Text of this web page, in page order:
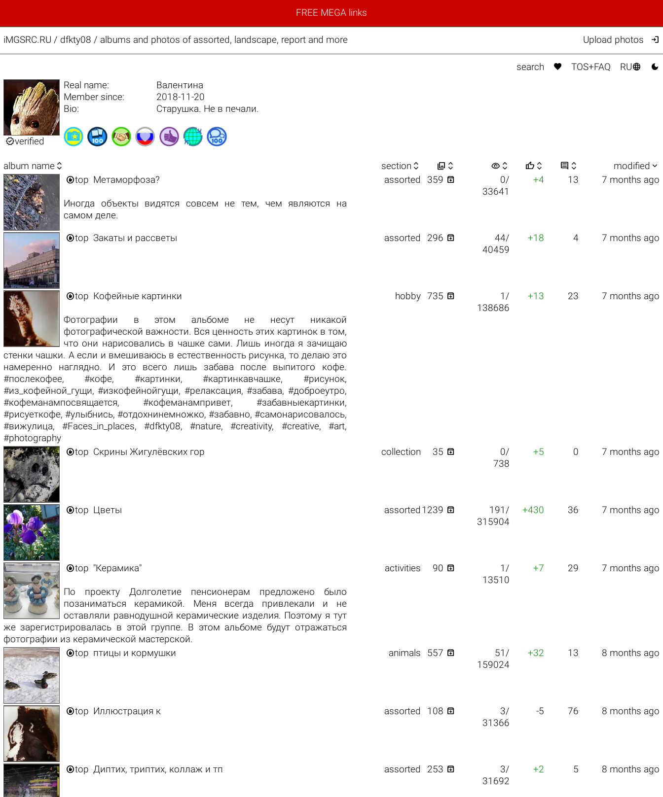
FREE MEGA links
iMGSRC.RU / dfkty08 / albums and photos of assorted, landscape, report and more Upload photos 
search  TOS+FAQ RU 
verified
Real name:
Валентина
Member since:
2018-11-20
Bio:
Старушка. Не в печали.
album name  section    visibility      modified 
top Метаморфоза?
Иногда объекты видятся совсем не тем, чем являются на
самом деле.
assorted 359 
0/
33641
+4 13 7 months ago
top Закаты и рассветы assorted 296 
44/
40459
+18 4 7 months ago
top Кофейные картинки
Фотографии в этом альбоме не несут никакой
фотографической важности. Вся ценность этих картинок в том,
что они нарисовались в чашке сами. Лишь иногда я зачищаю
стенки чашки. А если и вмешиваюсь в естественность рисунка, то делаю это
намеренно наглядно. И это всего лишь забава после выпитого кофе.
#послекофее, #кофе, #картинки, #картинкавчашке, #рисунок,
#из_кофейной_гущи, #изкофейнойгущи, #релаксация, #забава, #доброеутро,
#кофеманампосвящается, #кофеманампривет, #забавныекартинки,
#рисуеткофе, #улыбнись, #отдохнинемножко, #забавно, #самонарисовалось,
#вижулица, #Faces_in_places, #dfkty08, #nature, #creativity, #creative, #art,
#photography
hobby 735 
1/
138686
+13 23 7 months ago
top Скрины Жигулёвских гор collection 35 
0/
738
+5 0 7 months ago
top Цветы assorted 1239 
191/
315904
+430 36 7 months ago
top "Керамика"
По проекту Долголетие пенсионерам предложено было
позаниматься керамикой. Меня всегда привлекали и не
оставляли равнодушной керамические изделия. Поэтому я тут
же зарегистрировалась в этой группе. В этом альбоме будут отражаться
фотографии из керамической мастерской.
activities 90 
1/
13510
+7 29 7 months ago
top птицы и кормушки animals 557 
51/
159024
+32 13 8 months ago
top Иллюстрация к assorted 108 
3/
31366
-5 76 8 months ago
top Диптих, триптих, коллаж и тп assorted 253 
3/
31692
+2 5 8 months ago